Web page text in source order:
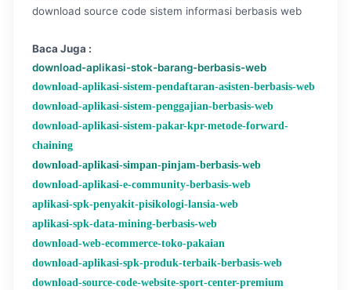
download source code sistem informasi berbasis web
Baca Juga :
download-aplikasi-stok-barang-berbasis-web
download-aplikasi-sistem-pendaftaran-asisten-berbasis-web
download-aplikasi-sistem-penggajian-berbasis-web
download-aplikasi-sistem-pakar-kpr-metode-forward-
chaining
download-aplikasi-simpan-pinjam-berbasis-web
download-aplikasi-e-community-berbasis-web
aplikasi-spk-penyakit-pisikologi-lansia-web
aplikasi-spk-data-mining-berbasis-web
download-web-ecommerce-toko-pakaian
download-aplikasi-spk-produk-terbaik-berbasis-web
download-source-code-website-sport-center-premium